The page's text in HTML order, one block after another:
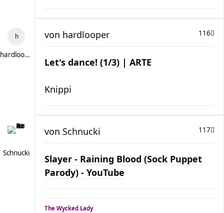
hardlooper
116
von hardlooper
Let's dance! (1/3) | ARTE
Knippi
Schnucki
117
von Schnucki
Slayer - Raining Blood (Sock Puppet
Parody) - YouTube
The Wycked Lady